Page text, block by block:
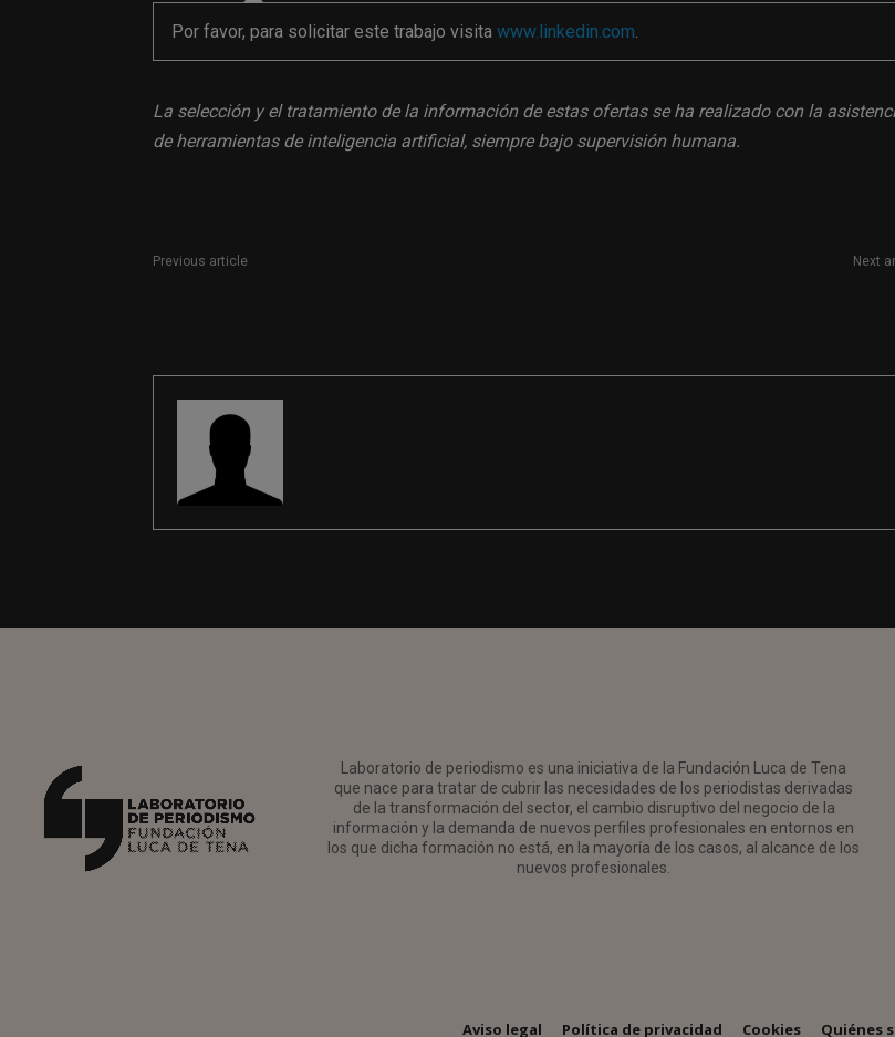
Por favor, para solicitar este trabajo visita www.linkedin.com
La selección y el tratamiento de la información de estas ofertas se ha realizado con la
de herramientas de inteligencia artificial, siempre bajo supervisión humana.
Previous article Next
Laboratorio de periodismo es una iniciativa de la Fundación Luca de Tena
que nace para tratar de cubrir las necesidades de los periodistas derivadas
de la transformación del sector, el cambio disruptivo del negocio de la
información y la demanda de nuevos perfiles profesionales en entornos en
los que dicha formación no está, en la mayoría de los casos, al alcance de los
nuevos profesionales.
Aviso legal Política de privacidad Cookies Quiénes